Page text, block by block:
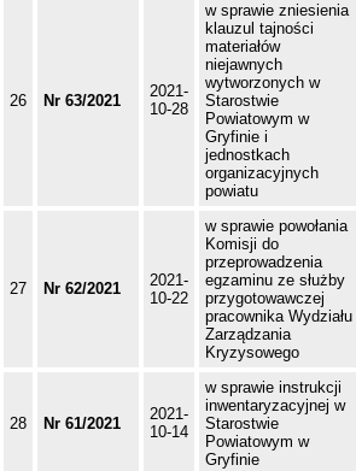
26 Nr 63/2021
2021-
10-28
w sprawie zniesienia
klauzul tajności
materiałów
niejawnych
wytworzonych w
Starostwie
Powiatowym w
Gryfinie i
jednostkach
organizacyjnych
powiatu
27 Nr 62/2021
2021-
10-22
w sprawie powołania
Komisji do
przeprowadzenia
egzaminu ze służby
przygotowawczej
pracownika Wydziału
Zarządzania
Kryzysowego
28 Nr 61/2021
2021-
10-14
w sprawie instrukcji
inwentaryzacyjnej w
Starostwie
Powiatowym w
Gryfinie